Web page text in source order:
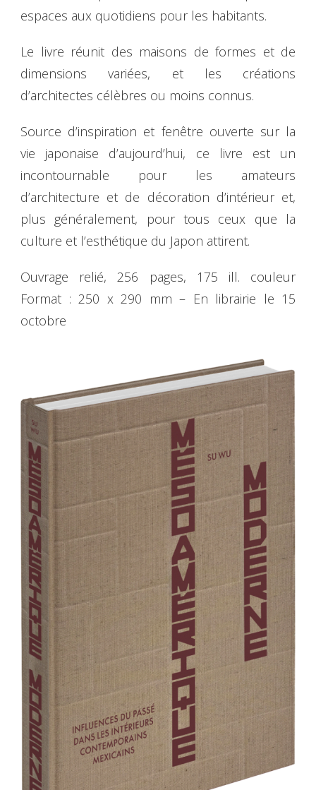
espaces aux quotidiens pour les habitants.
Le livre réunit des maisons de formes et de
dimensions variées, et les créations
d’architectes célèbres ou moins connus.
Source d’inspiration et fenêtre ouverte sur la
vie japonaise d’aujourd’hui, ce livre est un
incontournable pour les amateurs
d’architecture et de décoration d’intérieur et,
plus généralement, pour tous ceux que la
culture et l’esthétique du Japon attirent.
Ouvrage relié, 256 pages, 175 ill. couleur
Format : 250 x 290 mm – En librairie le 15
octobre